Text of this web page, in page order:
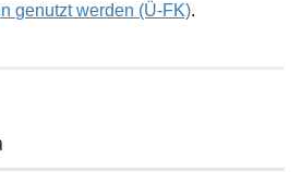
genutzt werden (Ü-FK).